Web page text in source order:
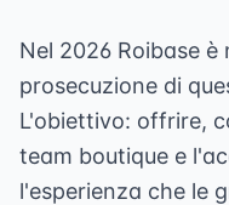
Nel 2026 Roibase
prosecuzione di
L'obiettivo: offrire,
team boutique e
l'esperienza che le